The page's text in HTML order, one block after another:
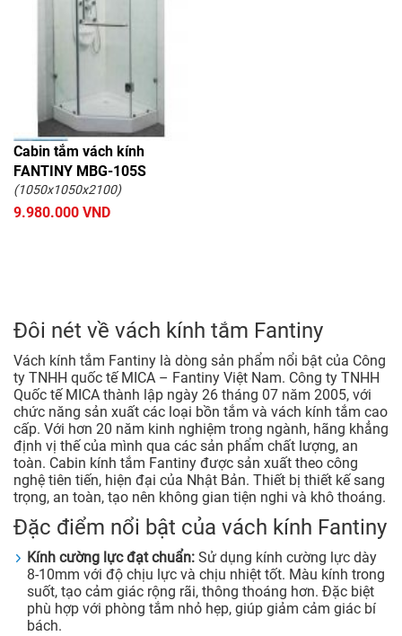
Cabin tắm vách kính
FANTINY MBG-105S
(1050x1050x2100)
9.980.000 VND
Đôi nét về vách kính tắm Fantiny
Vách kính tắm Fantiny là dòng sản phẩm nổi bật của Công
ty TNHH quốc tế MICA – Fantiny Việt Nam. Công ty TNHH
Quốc tế MICA thành lập ngày 26 tháng 07 năm 2005, với
chức năng sản xuất các loại bồn tắm và vách kính tắm cao
cấp. Với hơn 20 năm kinh nghiệm trong ngành, hãng khẳng
định vị thế của mình qua các sản phẩm chất lượng, an
toàn. Cabin kính tắm Fantiny được sản xuất theo công
nghệ tiên tiến, hiện đại của Nhật Bản. Thiết bị thiết kế sang
trọng, an toàn, tạo nên không gian tiện nghi và khô thoáng.
Đặc điểm nổi bật của vách kính Fantiny
Kính cường lực đạt chuẩn: Sử dụng kính cường lực dày
8-10mm với độ chịu lực và chịu nhiệt tốt. Màu kính trong
suốt, tạo cảm giác rộng rãi, thông thoáng hơn. Đặc biệt
phù hợp với phòng tắm nhỏ hẹp, giúp giảm cảm giác bí
bách.